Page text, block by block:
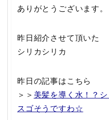
ありがとうございます。
昨日紹介させて頂いた
シリカシリカ
昨日の記事はこちら
＞＞ 美髪を導く水！？
スゴそうですわ☆